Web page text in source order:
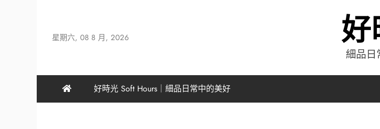
星期六, 08 8 月, 2026 好
細品日
好時光 Soft Hours｜細品日常中的美好